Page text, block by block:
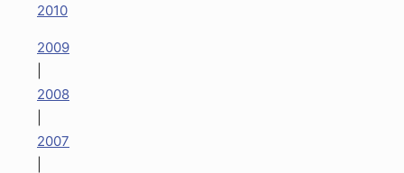
2010
2009
2008
2007